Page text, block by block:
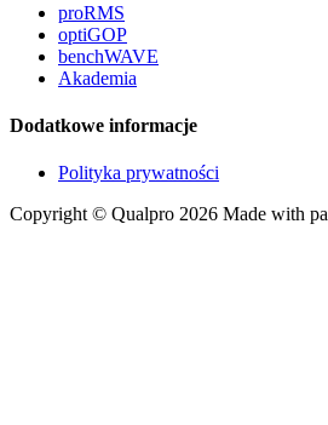
proRMS
optiGOP
benchWAVE
Akademia
Dodatkowe informacje
Polityka prywatności
Copyright © Qualpro 2026 Made with